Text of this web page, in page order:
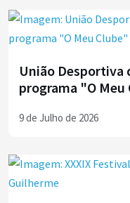
União Desportiva
programa "O Meu
9 de Julho de 2026